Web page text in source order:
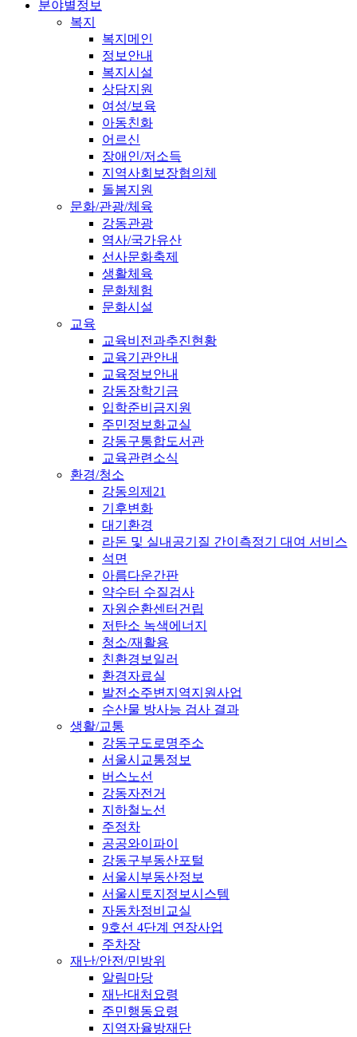
분야별정보
복지
복지메인
정보안내
복지시설
상담지원
여성/보육
아동친화
어르신
장애인/저소득
지역사회보장협의체
돌봄지원
문화/관광/체육
강동관광
역사/국가유산
선사문화축제
생활체육
문화체험
문화시설
교육
교육비전과추진현황
교육기관안내
교육정보안내
강동장학기금
입학준비금지원
주민정보화교실
강동구통합도서관
교육관련소식
환경/청소
강동의제21
기후변화
대기환경
라돈 및 실내공기질 간이측정기 대여 서비스
석면
아름다운간판
약수터 수질검사
자원순환센터건립
저탄소 녹색에너지
청소/재활용
친환경보일러
환경자료실
발전소주변지역지원사업
수산물 방사능 검사 결과
생활/교통
강동구도로명주소
서울시교통정보
버스노선
강동자전거
지하철노선
주정차
공공와이파이
강동구부동산포털
서울시부동산정보
서울시토지정보시스템
자동차정비교실
9호선 4단계 연장사업
주차장
재난/안전/민방위
알림마당
재난대처요령
주민행동요령
지역자율방재단